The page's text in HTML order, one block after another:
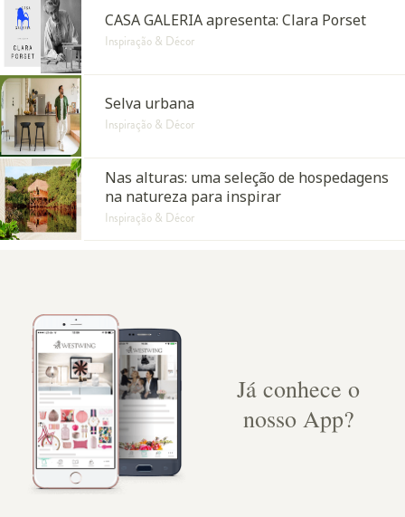
CASA GALERIA apresenta: Clara Porset
Inspiração & Décor
Selva urbana
Inspiração & Décor
Nas alturas: uma seleção de hospedagens
na natureza para inspirar
Inspiração & Décor
Já conhece o
nosso App?